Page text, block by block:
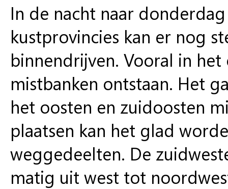
In de nacht naar
kustprovincies kan er nog
binnendrijven. Vooral in
mistbanken ontstaan. Het
het oosten en zuidoosten
plaatsen kan het glad
weggedeelten. De
matig uit west tot